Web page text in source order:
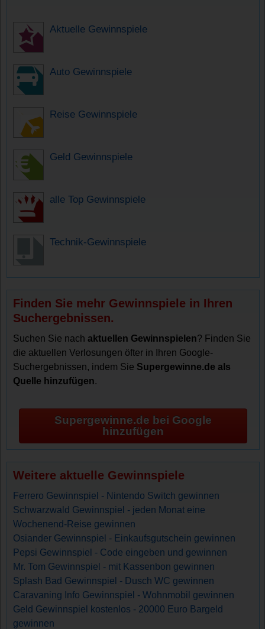
Aktuelle Gewinnspiele
Auto Gewinnspiele
Reise Gewinnspiele
Geld Gewinnspiele
alle Top Gewinnspiele
Technik-Gewinnspiele
Finden Sie mehr Gewinnspiele in Ihren
Suchergebnissen.
Suchen Sie nachaktuellen Gewinnspielen? Finden Sie
die aktuellen Verlosungen öfter in Ihren Google-
Suchergebnissen, indem Sie Supergewinne.de als
Quelle hinzufügen.
Supergewinne.de bei Google
hinzufügen
Weitere aktuelle Gewinnspiele
Ferrero Gewinnspiel - Nintendo Switch gewinnen
Schwarzwald Gewinnspiel - jeden Monat eine
Wochenend-Reise gewinnen
Osiander Gewinnspiel - Einkaufsgutschein gewinnen
Pepsi Gewinnspiel - Code eingeben und gewinnen
Mr. Tom Gewinnspiel - mit Kassenbon gewinnen
Splash Bad Gewinnspiel - Dusch WC gewinnen
Caravaning Info Gewinnspiel - Wohnmobil gewinnen
Geld Gewinnspiel kostenlos - 20000 Euro Bargeld
gewinnen